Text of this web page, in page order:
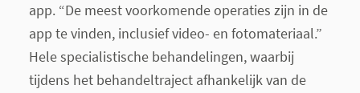
app. “De meest voorkomende operaties zijn in de
app te vinden, inclusief video- en fotomateriaal.”
Hele specialistische behandelingen, waarbij
tijdens het behandeltraject afhankelijk van de